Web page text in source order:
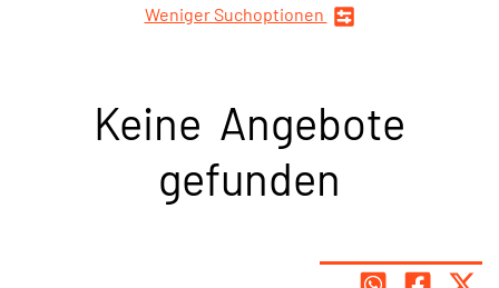
Weniger Suchoptionen
Keine Angebote
gefunden